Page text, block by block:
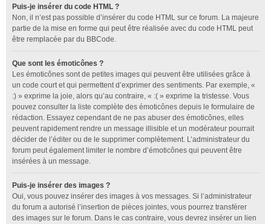
Puis-je insérer du code HTML ?
Non, il n’est pas possible d’insérer du code HTML sur ce forum. La majeure
partie de la mise en forme qui peut être réalisée avec du code HTML peut
être remplacée par du BBCode.
Que sont les émoticônes ?
Les émoticônes sont de petites images qui peuvent être utilisées grâce à
un code court et qui permettent d’exprimer des sentiments. Par exemple, «
:) » exprime la joie, alors qu’au contraire, « :( » exprime la tristesse. Vous
pouvez consulter la liste complète des émoticônes depuis le formulaire de
rédaction. Essayez cependant de ne pas abuser des émoticônes, elles
peuvent rapidement rendre un message illisible et un modérateur pourrait
décider de l’éditer ou de le supprimer complètement. L’administrateur du
forum peut également limiter le nombre d’émoticônes qui peuvent être
insérées à un message.
Puis-je insérer des images ?
Oui, vous pouvez insérer des images à vos messages. Si l’administrateur
du forum a autorisé l’insertion de pièces jointes, vous pourrez transférer
des images sur le forum. Dans le cas contraire, vous devrez insérer un lien